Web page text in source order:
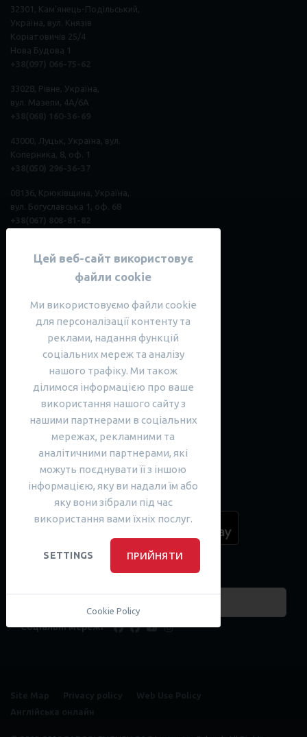
Цей веб-сайт використовує
файли cookie
Ми використовуємо файли cookie
для персоналізації контенту та
реклами, надання функцій
соціальних мереж та аналізу
нашого трафіку. Ми також
ділимося інформацією про ваше
використання нашого сайту з
нашими партнерами в соціальних
мережах, рекламними та
аналітичними партнерами, які
можуть поєднувати її з іншою
інформацією, яку ви надали їм або
яку вони зібрали під час
використання вами їхніх послуг.
SETTINGS ПРИЙНЯТИ
Cookie Policy
32301, Кам'янець-Подільський,
Україна, вул. Князів
Коріатовичів 25/4
Нова Будова 1
33028, Рівне, Україна,
вул. Мазепи, 4А/6А
43000, Луцьк, Україна, вул.
Коперника, 8, оф. 1
08136, Крюківщина, Україна,
вул. Богуславська 1, оф. 68
Наша спільнота
Telegram-канал English with News
Читати Instagram спільноти
Читати блог спільноти
Англійська мова
Англійська для дітей
Англійська для дорослих
Інтенсивна англійська
Англійська для іспитів
Завантажити наш додаток
Соціальні мережі facebook
facebook
youtube
instagram